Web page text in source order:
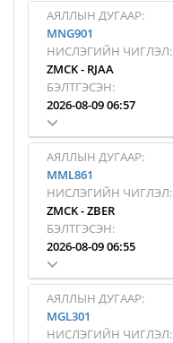
АЯЛЛЫН ДУГААР:
MNG901
НИСЛЭГИЙН ЧИГЛЭЛ:
ZMCK- RJAA
БЭЛТГЭСЭН:
2026-08-09 06:57
АЯЛЛЫН ДУГААР:
MML861
НИСЛЭГИЙН ЧИГЛЭЛ:
ZMCK-ZBER
БЭЛТГЭСЭН:
2026-08-09 06:55
АЯЛЛЫН ДУГААР:
MGL301
НИСЛЭГИЙН ЧИГЛЭЛ: